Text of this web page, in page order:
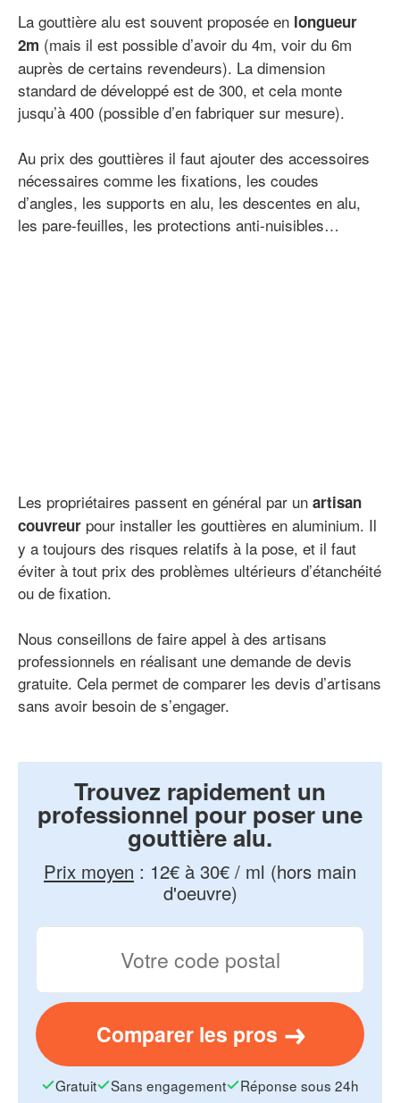
La gouttière alu est souvent proposée en longueur
2m (mais il est possible d’avoir du 4m, voir du 6m
auprès de certains revendeurs). La dimension
standard de développé est de 300, et cela monte
jusqu’à 400 (possible d’en fabriquer sur mesure).
Au prix des gouttières il faut ajouter des accessoires
nécessaires comme les fixations, les coudes
d’angles, les supports en alu, les descentes en alu,
les pare-feuilles, les protections anti-nuisibles…
Les propriétaires passent en général par un artisan
couvreur pour installer les gouttières en aluminium. Il
y a toujours des risques relatifs à la pose, et il faut
éviter à tout prix des problèmes ultérieurs d’étanchéité
ou de fixation.
Nous conseillons de faire appel à des artisans
professionnels en réalisant une demande de devis
gratuite. Cela permet de comparer les devis d’artisans
sans avoir besoin de s’engager.
Trouvez rapidement un
professionnel pour poser une
gouttière alu.
Prix moyen : 12€ à 30€ / ml (hors main
d'oeuvre)
Comparer les pros
Gratuit Sans engagement Réponse sous 24h